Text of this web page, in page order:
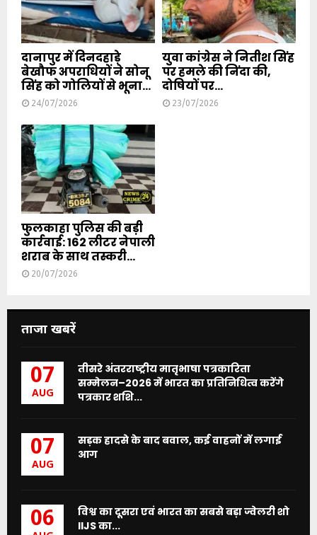
दानापुर में दिनदहाड़े
बेखौफ अपराधियों ने सोनू
सिंह को गोलियों से भूना...
24/07/2026
युवा कांग्रेस ने नितीश सिंह
पर हमले की निंदा की,
दोषियों पर...
23/07/2026
फुलकाहा पुलिस की बड़ी
कार्रवाई: 162 लीटर नेपाली
शराब के साथ तस्करी...
20/07/2026
ताजा खबरें
07
AUG
तीसरे अंतरराष्ट्रीय मातृभाषा पत्रकारिता
सम्मेलन–2026 में भारत का प्रतिनिधित्व करेंगे
पत्रकार शशि...
07
AUG
सड़क हादसे के बाद बवाल, कई वाहनों में लगाई
आग
06
विश्व का दूसरा एवं भारत का सबसे बड़ा ज्वेलरी शो
IIJS का...